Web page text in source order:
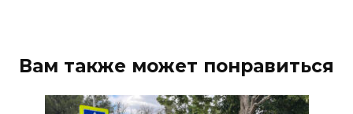
Вам также может понравиться